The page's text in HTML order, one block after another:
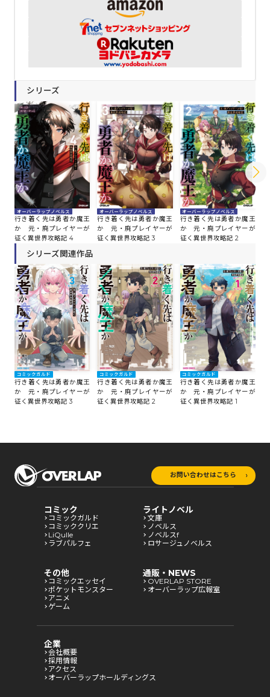
シリーズ
オーバーラップノベルス
行き着く先は勇者か魔王
か 元・廃プレイヤーが
征く異世界攻略記 4
オーバーラップノベルス
行き着く先は勇者か魔王
か 元・廃プレイヤーが
征く異世界攻略記 3
オーバーラップノベルス
行き着く先は勇者か魔王
か 元・廃プレイヤーが
征く異世界攻略記 2
シリーズ関連作品
コミックガルド
行き着く先は勇者か魔王
か 元・廃プレイヤーが
征く異世界攻略記 3
コミックガルド
行き着く先は勇者か魔王
か 元・廃プレイヤーが
征く異世界攻略記 2
コミックガルド
行き着く先は勇者か魔王
か 元・廃プレイヤーが
征く異世界攻略記 1
お問い合わせはこちら
コミック
コミックガルド
コミッククリエ
LiQulle
ラブパルフェ
ライトノベル
文庫
ノベルス
ノベルスf
ロサージュノベルス
その他
コミックエッセイ
ポケットモンスター
アニメ
ゲーム
通販・NEWS
OVERLAP STORE
オーバーラップ広報室
企業
会社概要
採用情報
アクセス
オーバーラップホールディングス